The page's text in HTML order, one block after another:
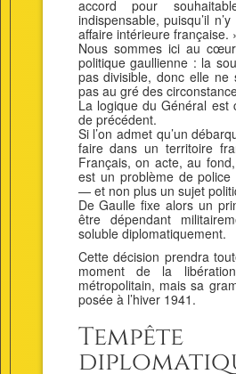
accord pour
indispensable, puisqu’il
affaire intérieure française.
Nous sommes ici au
politique gaullienne : la
pas divisible, donc elle ne
pas au gré des
La logique du Général est
de précédent.
Si l’on admet qu’un
faire dans un territoire
Français, on acte, au
est un problème de
— et non plus un sujet
De Gaulle fixe alors un
être dépendant
soluble diplomatiquement.
Cette décision prendra
moment de la
métropolitain, mais sa
posée à l’hiver 1941.
Tempête